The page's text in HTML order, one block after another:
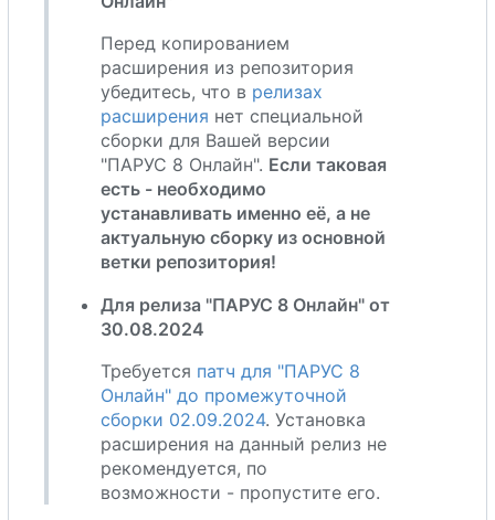
Перед копированием
расширения из репозитория
убедитесь, что в релизах
расширения нет специальной
сборки для Вашей версии
"ПАРУС 8 Онлайн". Если таковая
есть - необходимо
устанавливать именно её, а не
актуальную сборку из основной
ветки репозитория!
Для релиза "ПАРУС 8 Онлайн" от
30.08.2024
Требуется патч для "ПАРУС 8
Онлайн" до промежуточной
сборки 02.09.2024. Установка
расширения на данный релиз не
рекомендуется, по
возможности - пропустите его.